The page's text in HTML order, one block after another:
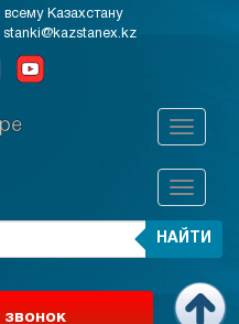
всему Казахстану
НАЙТИ
звонок